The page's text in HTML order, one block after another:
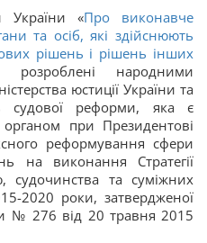
України «Про виконавче
та осіб, які здійснюють
рішень і рішень інших
народними
юстиції України та
реформи, яка є
при Президентові
реформування сфери
на виконання Стратегії
судочинства та суміжних
2020 роки, затвердженої
№ 276 від 20 травня 2015